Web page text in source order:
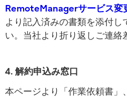
RemoteManagerサービス変
より記入済みの書類を添付し
い。当社より折り返しご連絡
4. 解約申込み窓口
本ページより「作業依頼書」